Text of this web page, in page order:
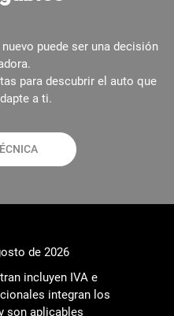
puede ser una decisión
para descubrir el auto que
a ti.
de 2026
incluyen IVA e
integran los
son aplicables